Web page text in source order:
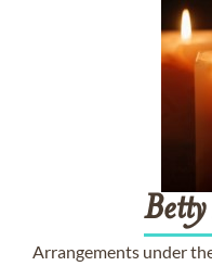
Betty
Arrangements under